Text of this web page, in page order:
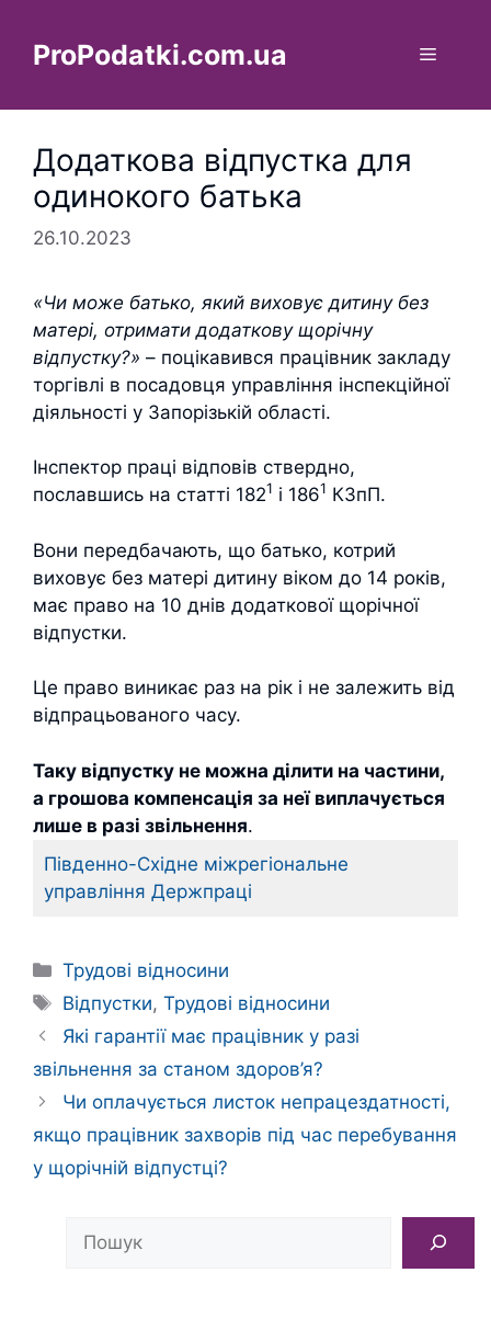
вмістуProPodatki.com.ua Меню
Додаткова відпустка для
одинокого батька
26.10.2023
«Чи може батько, який виховує дитину без
матері, отримати додаткову щорічну
відпустку?» – поцікавився працівник закладу
торгівлі в посадовця управління інспекційної
діяльності у Запорізькій області.
Інспектор праці відповів ствердно,
пославшись на статті 1821 і 1861 КЗпП.
Вони передбачають, що батько, котрий
виховує без матері дитину віком до 14 років,
має право на 10 днів додаткової щорічної
відпустки.
Це право виникає раз на рік і не залежить від
відпрацьованого часу.
Таку відпустку не можна ділити на частини,
а грошова компенсація за неї виплачується
лише в разі звільнення.
Південно-Східне міжрегіональне
управління Держпраці
Категорії
Трудові відносини
Позначки
Відпустки,Трудові відносини
Які гарантії має працівник у разі
звільнення за станом здоров’я?
Чи оплачується листок непрацездатності,
якщо працівник захворів під час перебування
у щорічній відпустці?